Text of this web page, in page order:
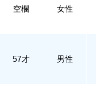
空欄 女性
57才 男性